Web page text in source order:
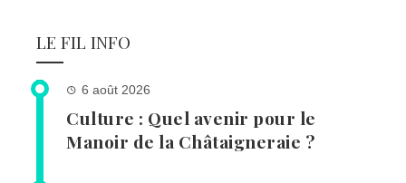
LE FIL INFO
6 août 2026
Culture : Quel avenir pour le
Manoir de la Châtaigneraie ?